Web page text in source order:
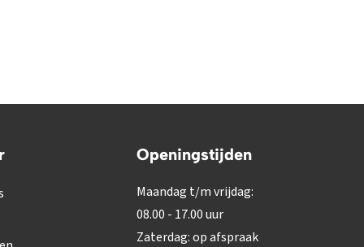
Openingstijden
Maandag t/m vrijdag:
08.00 - 17.00 uur
Zaterdag: op afspraak